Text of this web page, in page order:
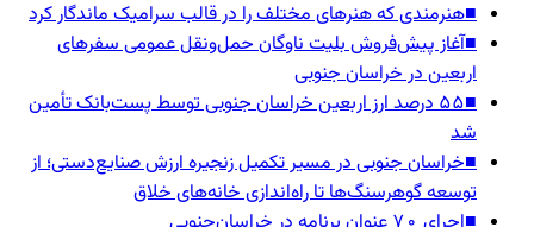
■هنرمندی که هنرهای مختلف را در قالب سرامیک ماندگار کرد
■آغاز پیش‌فروش بلیت ناوگان حمل‌ونقل عمومی سفرهای
اربعین در خراسان جنوبی
■
۵۵ درصد ارز اربعین خراسان جنوبی توسط پست‌بانک تأمین
شد
■خراسان جنوبی در مسیر تکمیل زنجیره ارزش صنایع‌دستی؛ از
توسعه گوهرسنگ‌ها تا راه‌اندازی خانه‌های خلاق